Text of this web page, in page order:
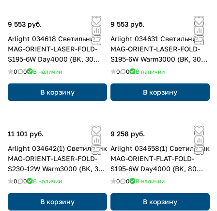
9 553 руб.
Arlight 034618 Светильник
MAG-ORIENT-LASER-FOLD-
S195-6W Day4000 (BK, 30
deg, 48V, DALI) (Arlight, IP20
0 0 В наличии
В корзину
9 553 руб.
Arlight 034631 Светильник
MAG-ORIENT-LASER-FOLD-
S195-6W Warm3000 (BK, 30
deg, 48V, DALI) (Arlight, IP20
0 0 В наличии
В корзину
11 101 руб.
Arlight 034642(1) Светильник
MAG-ORIENT-LASER-FOLD-
S230-12W Warm3000 (BK, 30
deg, 48V, DALI) (Arlight, IP20
0 0 В наличии
В корзину
9 258 руб.
Arlight 034658(1) Светильник
MAG-ORIENT-FLAT-FOLD-
S195-6W Day4000 (BK, 80
deg, 48V, DALI) (Arlight, IP20
0 0 В наличии
В корзину